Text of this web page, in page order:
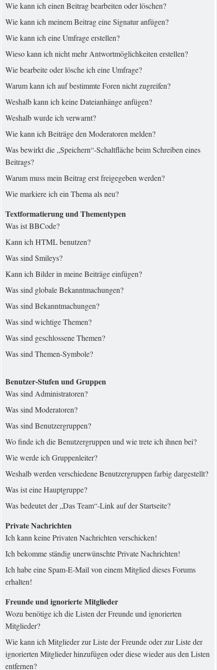
Wie kann ich einen Beitrag bearbeiten oder löschen?
Wie kann ich meinem Beitrag eine Signatur anfügen?
Wie kann ich eine Umfrage erstellen?
Wieso kann ich nicht mehr Antwortmöglichkeiten erstellen?
Wie bearbeite oder lösche ich eine Umfrage?
Warum kann ich auf bestimmte Foren nicht zugreifen?
Weshalb kann ich keine Dateianhänge anfügen?
Weshalb wurde ich verwarnt?
Wie kann ich Beiträge den Moderatoren melden?
Was bewirkt die „Speichern“-Schaltfläche beim Schreiben eines
Beitrags?
Warum muss mein Beitrag erst freigegeben werden?
Wie markiere ich ein Thema als neu?
Textformatierung und Thementypen
Was ist BBCode?
Kann ich HTML benutzen?
Was sind Smileys?
Kann ich Bilder in meine Beiträge einfügen?
Was sind globale Bekanntmachungen?
Was sind Bekanntmachungen?
Was sind wichtige Themen?
Was sind geschlossene Themen?
Was sind Themen-Symbole?
Benutzer-Stufen und Gruppen
Was sind Administratoren?
Was sind Moderatoren?
Was sind Benutzergruppen?
Wo finde ich die Benutzergruppen und wie trete ich ihnen bei?
Wie werde ich Gruppenleiter?
Weshalb werden verschiedene Benutzergruppen farbig dargestellt?
Was ist eine Hauptgruppe?
Was bedeutet der „Das Team“-Link auf der Startseite?
Private Nachrichten
Ich kann keine Privaten Nachrichten verschicken!
Ich bekomme ständig unerwünschte Private Nachrichten!
Ich habe eine Spam-E-Mail von einem Mitglied dieses Forums
erhalten!
Freunde und ignorierte Mitglieder
Wozu benötige ich die Listen der Freunde und ignorierten
Mitglieder?
Wie kann ich Mitglieder zur Liste der Freunde oder zur Liste der
ignorierten Mitglieder hinzufügen oder diese wieder aus den Listen
entfernen?